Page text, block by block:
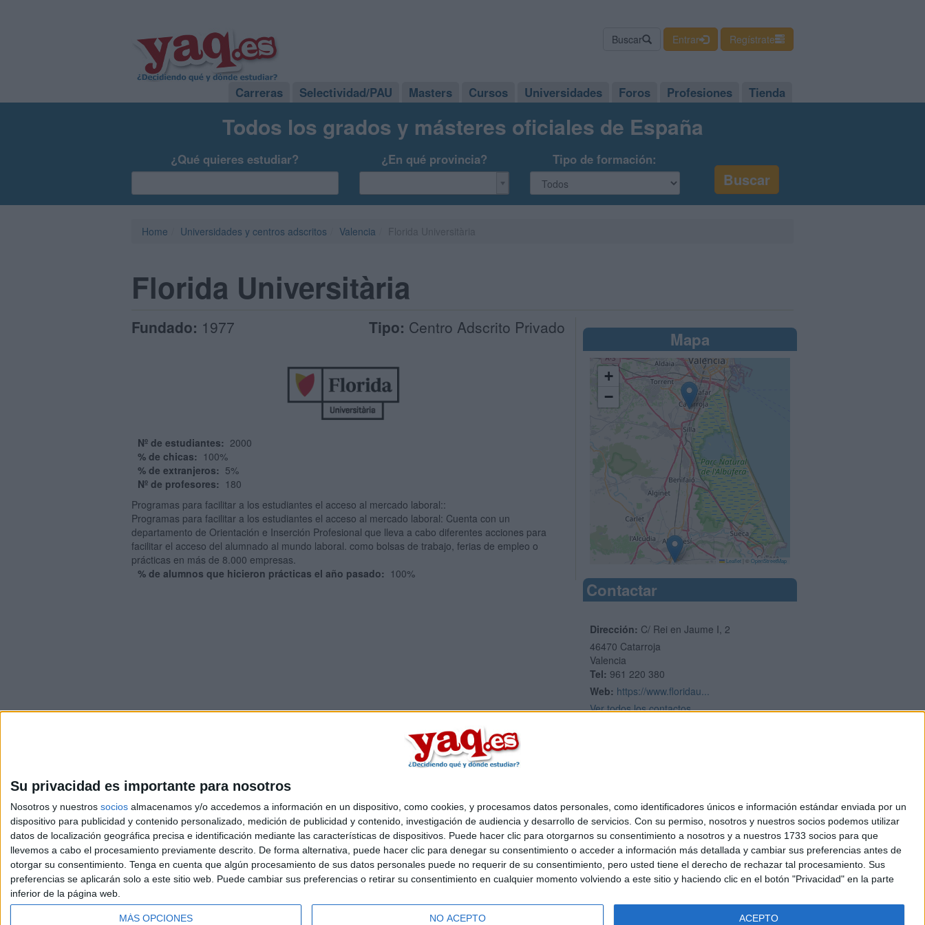
Su privacidad es importante para nosotros
Nosotros y nuestros socios almacenamos y/o accedemos a información en un dispositivo, como cookies, y procesamos datos personales, como identificadores únicos e información estándar enviada por un
dispositivo para publicidad y contenido personalizado, medición de publicidad y contenido, investigación de audiencia y desarrollo de servicios. Con su permiso, nosotros y nuestros socios podemos utilizar
datos de localización geográfica precisa e identificación mediante las características de dispositivos. Puede hacer clic para otorgarnos su consentimiento a nosotros y a nuestros 1733 socios para que
llevemos a cabo el procesamiento previamente descrito. De forma alternativa, puede hacer clic para denegar su consentimiento o acceder a información más detallada y cambiar sus preferencias antes de
otorgar su consentimiento. Tenga en cuenta que algún procesamiento de sus datos personales puede no requerir de su consentimiento, pero usted tiene el derecho de rechazar tal procesamiento. Sus
preferencias se aplicarán solo a este sitio web. Puede cambiar sus preferencias o retirar su consentimiento en cualquier momento volviendo a este sitio y haciendo clic en el botón "Privacidad" en la parte
inferior de la página web.
MÁS OPCIONES NO ACEPTO ACEPTO
Buscar Entrar Regístrate
Carreras Selectividad/PAU Masters Cursos Universidades Foros Profesiones Tienda
Todos los grados y másteres oficiales de España
¿Qué quieres estudiar? ¿En qué provincia? Tipo de formación:
Home Universidades y centros adscritos Valencia
Florida Universitària
Fundado: 1977 Tipo: Centro Adscrito Privado
Nº de estudiantes: 2000
% de chicas: 100%
% de extranjeros: 5%
Nº de profesores: 180
Programas para facilitar a los estudiantes el acceso al mercado laboral::
Programas para facilitar a los estudiantes el acceso al mercado laboral: Cuenta con un
departamento de Orientación e Inserción Profesional que lleva a cabo diferentes acciones para
facilitar el acceso del alumnado al mundo laboral. como bolsas de trabajo, ferias de empleo o
prácticas en más de 8.000 empresas.
% de alumnos que hicieron prácticas el año pasado: 100%
Mapa
+
−
Leaflet © OpenStreetMap
Contactar
Dirección: C/ Rei en Jaume I, 2
46470 Catarroja
Valencia
Tel: 961 220 380
Web: https://www.floridau...
Ver todos los contactos
Quiénes somos|Contactar|Anúnciate
Aviso legal|Politica de privacidad|Condiciones generales|Política de cookies
© 2003-2026Compás Mediterráneo S.L.- Diego de León 47 - 28006 Madrid [ESPAÑA] - Tel. +34 91 593 2767